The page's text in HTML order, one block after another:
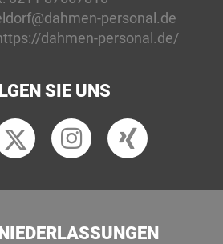
personal.de
dahmen-personal.de/
SIE UNS